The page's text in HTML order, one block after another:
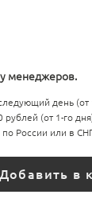
у менеджеров.
день
(от 1-го
России или в
Добавить в